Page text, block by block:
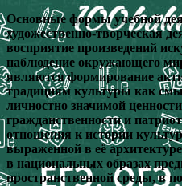
Основные формы учебной
художественно-творческая
восприятие произведений
наблюдение окружающего
являются формирование
традициям культуры как
личностно значимой
гражданственности и
отношения к истории
выраженной в её
в национальных образах
пространственной среды, в